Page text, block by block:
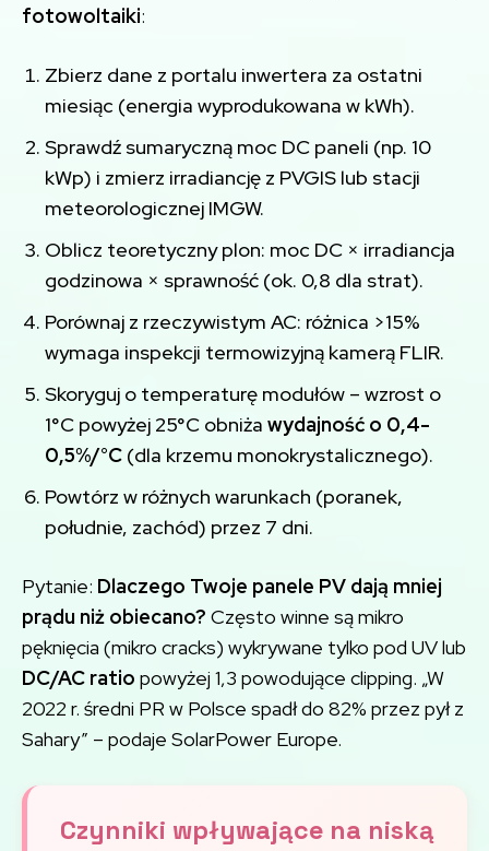
fotowoltaiki:
Zbierz dane z portalu inwertera za ostatni
miesiąc (energia wyprodukowana w kWh).
Sprawdź sumaryczną moc DC paneli (np. 10
kWp) i zmierz irradiancję z PVGIS lub stacji
meteorologicznej IMGW.
Oblicz teoretyczny plon: moc DC × irradiancja
godzinowa × sprawność (ok. 0,8 dla strat).
Porównaj z rzeczywistym AC: różnica >15%
wymaga inspekcji termowizyjną kamerą FLIR.
Skoryguj o temperaturę modułów – wzrost o
1°C powyżej 25°C obniża wydajność o 0,4-
0,5%/°C (dla krzemu monokrystalicznego).
Powtórz w różnych warunkach (poranek,
południe, zachód) przez 7 dni.
Pytanie: Dlaczego Twoje panele PV dają mniej
prądu niż obiecano? Często winne są mikro
pęknięcia (mikro cracks) wykrywane tylko pod UV lub
DC/AC ratio powyżej 1,3 powodujące clipping. „W
2022 r. średni PR w Polsce spadł do 82% przez pył z
Sahary” – podaje SolarPower Europe.
Czynniki wpływające na niską